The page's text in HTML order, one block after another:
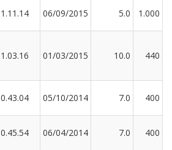
1.11.14 06/09/2015 5.0 1.000
1.03.16 01/03/2015 10.0 440
0.43.04 05/10/2014 7.0 400
0.45.54 06/04/2014 7.0 400